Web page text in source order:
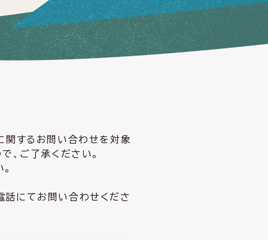
関するお問い合わせを対象
、ご了承ください。
話にてお問い合わせくださ